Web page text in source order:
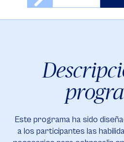
Este programa ha sido
a los participantes las